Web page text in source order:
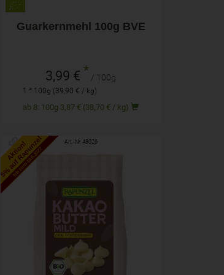
Guarkernmehl 100g BVE
3,99 € * / 100g
1 * 100g (39,90 € / kg)
ab 8: 100g 3,87 € (38,70 € / kg)
Aktion!
5% auf Rapunzel
bis zum 16.6.2027
Art.-Nr. 48026
100g
7,59